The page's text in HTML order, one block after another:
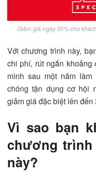
Giảm giá ngay 30% cho
Với chương trình này,
chi phí, rút ngắn
mình sau một năm
chóng tận dụng cơ hội
giảm giá đặc biệt lên đến
Vì sao bạn
chương
này?